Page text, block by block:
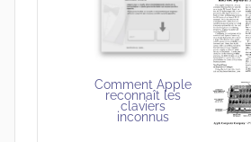
Comment Apple
reconnaît les
claviers
inconnus